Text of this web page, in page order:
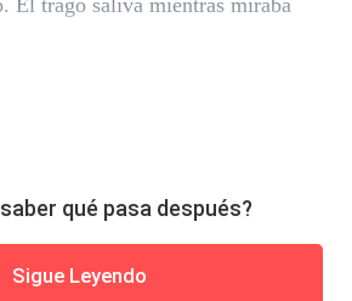
Él tragó saliva mientras miraba
qué pasa después?
Sigue Leyendo